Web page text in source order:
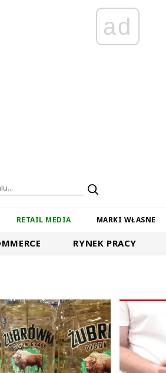
ad
RETAIL MEDIA MARKI WŁASNE
RYNEK PRACY